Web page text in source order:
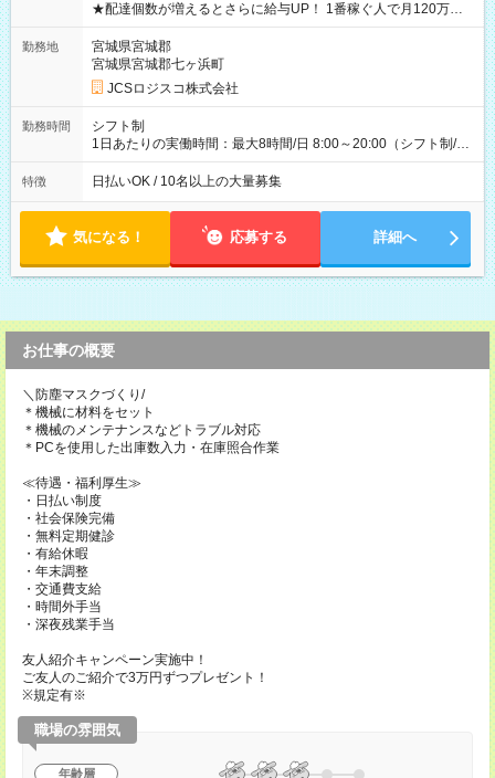
★配達個数が増えるとさらに給与UP！ 1番稼ぐ人で月120万ほ
ど！ ・主要都市エリア 月収55万円／週5日稼働 月収65万~112
万円／週6日稼働 ・地方郊外エリア 月収40万円／週5日稼働 月
収40万円~50万円／週6日稼働 ＜モデルイメージ＞ ■月収50万
円 (27歳男性/江東区在住)※元建築関係 1日150個配達×25日勤務
(日休み) ■月収80万円(43歳男性/墨田区在住)※元営業 1日200個
勤務地
宮城県宮城郡
宮城県宮城郡七ヶ浜町
JCSロジスコ株式会社
勤務時間
シフト制
1日あたりの実働時間：最大8時間/日 8:00～20:00（シフト制/実
働8時間） ※週5日勤務（場所次第では週4も有り） ※配達状況
によって時間外での勤務可能性有り ※案件により多少の前後あ
特徴 日払いOK / 10名以上の大量募集
気になる！ 応募する 詳細へ
お仕事の概要
＼防塵マスクづくり/
＊機械に材料をセット
＊機械のメンテナンスなどトラブル対応
＊PCを使用した出庫数入力・在庫照合作業
≪待遇・福利厚生≫
・日払い制度
・社会保険完備
・無料定期健診
・有給休暇
・年末調整
・交通費支給
・時間外手当
・深夜残業手当
友人紹介キャンペーン実施中！
ご友人のご紹介で3万円ずつプレゼント！
※規定有※
職場の雰囲気
年齢層